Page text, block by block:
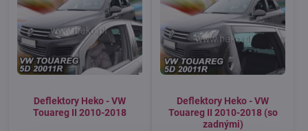
Deflektory Heko - VW
Touareg II 2010-2018
Deflektory Heko - VW
Touareg II 2010-2018 (so
zadnými)